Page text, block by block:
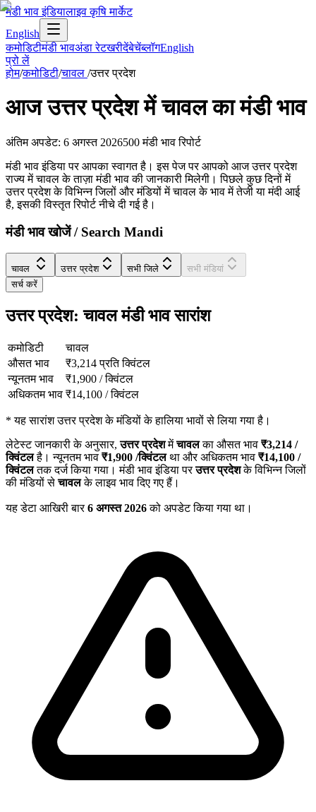
मंडी भाव इंडियालाइव कृषि मार्केट
English
कमोडिटीमंडी भावअंडा रेटखरीदेंबेचेंब्लॉगEnglish
प्रो लें
होम/कमोडिटी/चावल /उत्तर प्रदेश
आजउत्तर प्रदेशमेंचावलका मंडी भाव
अंतिम अपडेट: 6 अगस्त 2026500 मंडी भाव रिपोर्ट
मंडी भाव इंडिया पर आपका स्वागत है। इस पेज पर आपको आज उत्तर प्रदेश
राज्य में चावल के ताज़ा मंडी भाव की जानकारी मिलेगी। पिछले कुछ दिनों में
उत्तर प्रदेश के विभिन्न जिलों और मंडियों में चावल के भाव में तेजी या मंदी आई
है, इसकी विस्तृत रिपोर्ट नीचे दी गई है।
मंडी भाव खोजें / Search Mandi
चावल उत्तर प्रदेश सभी जिले
सभी मंडियां
सर्च करें
उत्तर प्रदेश: चावल मंडी भाव सारांश
कमोडिटी
चावल
औसत भाव
₹3,214 प्रति क्विंटल
न्यूनतम भाव
₹1,900 /क्विंटल
अधिकतम भाव ₹14,100 /क्विंटल
*यह सारांश उत्तर प्रदेश के मंडियों के हालिया भावों से लिया गया है।
लेटेस्ट जानकारी के अनुसार,उत्तर प्रदेशमेंचावलका औसत भाव ₹3,214 /
क्विंटलहै। न्यूनतम भाव ₹1,900 /क्विंटलथा और अधिकतम भाव ₹14,100 /
क्विंटलतक दर्ज किया गया। मंडी भाव इंडिया परउत्तर प्रदेशके विभिन्न जिलों
की मंडियों सेचावलके लाइव भाव दिए गए हैं।
यह डेटा आखिरी बार6 अगस्त 2026को अपडेट किया गया था।